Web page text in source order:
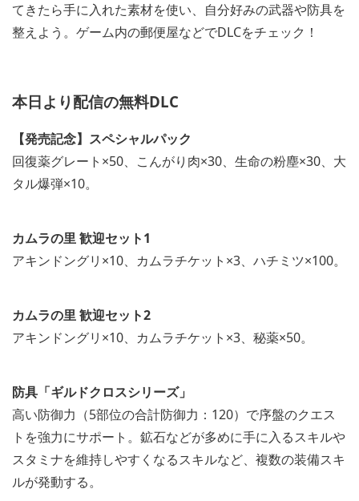
てきたら手に入れた素材を使い、自分好みの武器や防具を
整えよう。ゲーム内の郵便屋などでDLCをチェック！
本日より配信の無料DLC
【発売記念】スペシャルパック
回復薬グレート×50、こんがり肉×30、生命の粉塵×30、大
タル爆弾×10。
カムラの里 歓迎セット1
アキンドングリ×10、カムラチケット×3、ハチミツ×100。
カムラの里 歓迎セット2
アキンドングリ×10、カムラチケット×3、秘薬×50。
防具「ギルドクロスシリーズ」
高い防御力（5部位の合計防御力：120）で序盤のクエス
トを強力にサポート。鉱石などが多めに手に入るスキルや
スタミナを維持しやすくなるスキルなど、複数の装備スキ
ルが発動する。